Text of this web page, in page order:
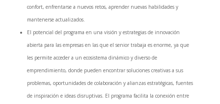
confort, enfrentarse a nuevos retos, aprender nuevas habilidades y
mantenerse actualizados.
El potencial del programa en una visión y estrategias de innovación
abierta para las empresas en las que el senior trabaja es enorme, ya que
les permite acceder a un ecosistema dinámico y diverso de
emprendimiento, donde pueden encontrar soluciones creativas a sus
problemas, oportunidades de colaboración y alianzas estratégicas, fuentes
de inspiración e ideas disruptivas. El programa facilita la conexión entre